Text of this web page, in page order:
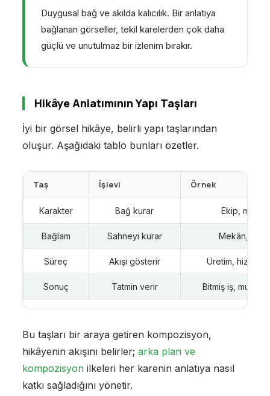
Duygusal bağ ve akılda kalıcılık. Bir anlatıya
bağlanan görseller, tekil karelerden çok daha
güçlü ve unutulmaz bir izlenim bırakır.
Hikâye Anlatımının Yapı Taşları
İyi bir görsel hikâye, belirli yapı taşlarından
oluşur. Aşağıdaki tablo bunları özetler.
Taş İşlevi Örnek
Karakter Bağ kurar Ekip,
Bağlam Sahneyi kurar Mekân,
Süreç Akışı gösterir Üretim, hizmet
Sonuç Tatmin verir Bitmiş iş, mutlu
Bu taşları bir araya getiren kompozisyon,
hikâyenin akışını belirler; arka plan ve
kompozisyon ilkeleri her karenin anlatıya nasıl
katkı sağladığını yönetir.